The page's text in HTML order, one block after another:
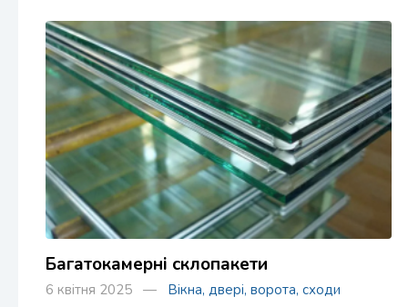
Багатокамерні склопакети
6 квітня 2025 — Вікна, двері, ворота, сходи